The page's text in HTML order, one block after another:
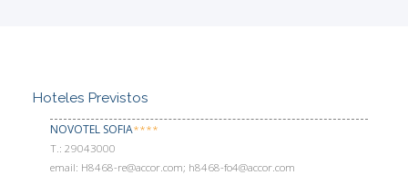
Hoteles Previstos
NOVOTEL SOFIA****
Т.: 29043000
email: H8468-re@accor.com; h8468-fo4@accor.com